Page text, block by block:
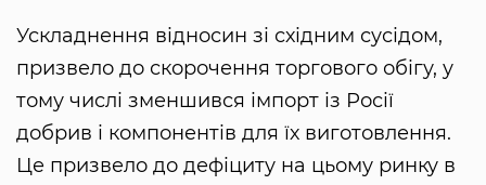
Ускладнення відносин зі східним сусідом,
призвело до скорочення торгового обігу, у
тому числі зменшився імпорт із Росії
добрив і компонентів для їх виготовлення.
Це призвело до дефіциту на цьому ринку в